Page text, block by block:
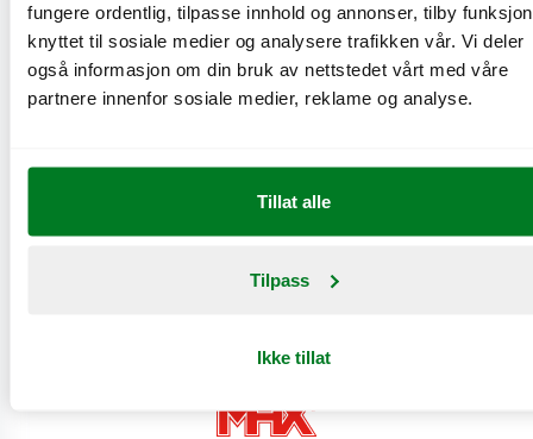
fungere ordentlig, tilpasse innhold og annonser, tilby
knyttet til sosiale medier og analysere trafikken vår. Vi deler
også informasjon om din bruk av nettstedet vårt med våre
partnere innenfor sosiale medier, reklame og analyse.
Tillat alle
Tilpass
Ikke tillat
Næringsinnhold
Produktinformasjon
Klimat